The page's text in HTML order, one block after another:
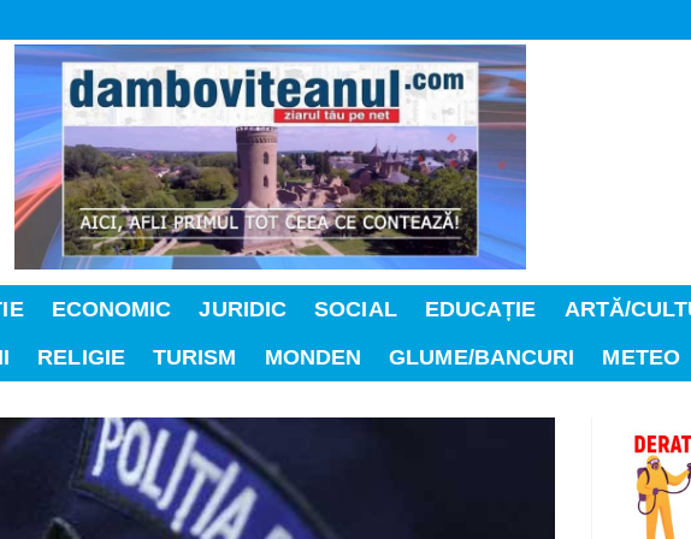
ECONOMIC JURIDIC SOCIAL EDUCAȚIE ARTĂ/
RELIGIE TURISM MONDEN GLUME/BANCURI METEO